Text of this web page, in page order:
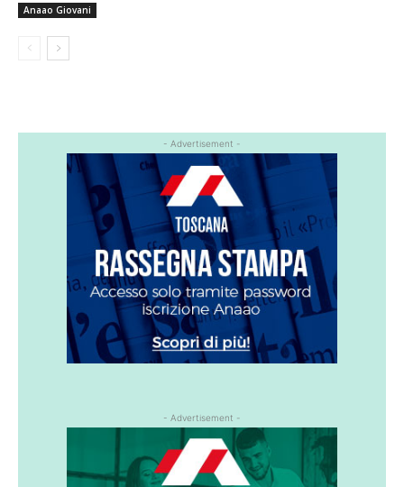
Anaao Giovani
- Advertisement -
- Advertisement -